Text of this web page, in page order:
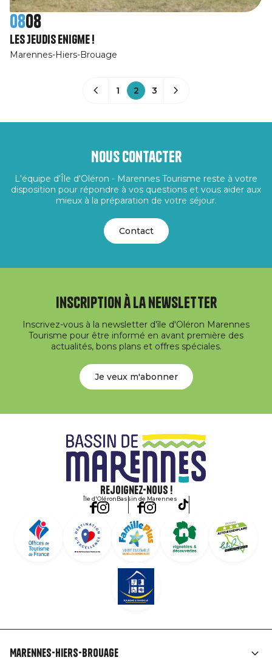
0808
Les Jeudis Enigme !
Marennes-Hiers-Brouage
1 2 3
Nous contacter
L'équipe d'Île d'Oléron - Marennes Tourisme reste à votre
disposition pour répondre à vos questions et vous aider aux
mieux à la préparation de votre séjour.
Contact
Inscription à la newsletter
Inscrivez-vous à la newsletter d'île d'Oléron Marennes
Tourisme pour être informé en avant première des
actualités, bons plans et offres spéciales.
Je veux m'abonner
Rejoignez-nous !
Île d'OléronBassin de Marennes
Marennes-Hiers-Brouage